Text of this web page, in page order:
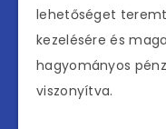
lehetőséget
kezelésére és
hagyományos
viszonyítva.